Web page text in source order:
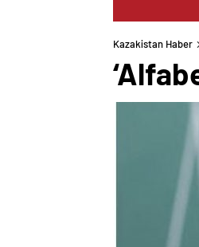
Kazakistan Haber